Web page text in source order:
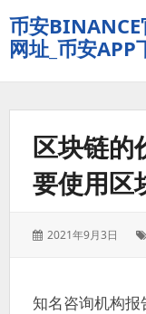
币安BINANCE
网址_币安APP
区块链的
要使用区
发
2021年9月3日
知名咨询机构